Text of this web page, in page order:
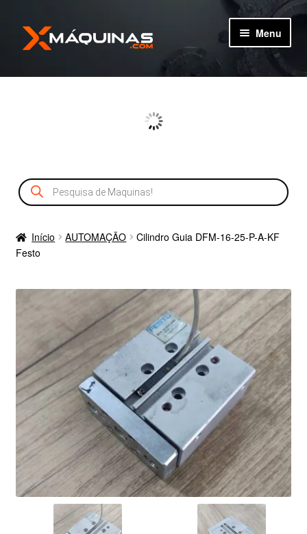
Pular
para
Pular
para
conteúdo
Menu
TIPOS DE MÁQUINAS
CADASTRO
Pesquisar
produtos
Início AUTOMAÇÃO
Cilindro Guia DFM-16-25-P-A-KF
Festo